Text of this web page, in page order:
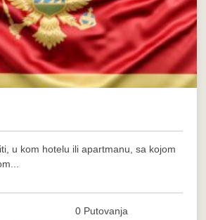
u kom hotelu ili apartmanu, sa kojom
0 Putovanja